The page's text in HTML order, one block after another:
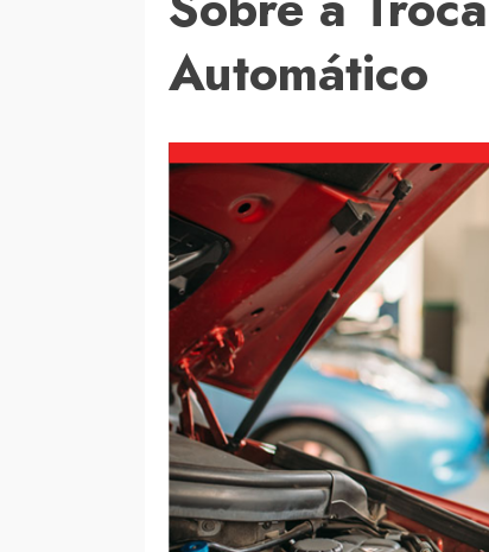
Automático